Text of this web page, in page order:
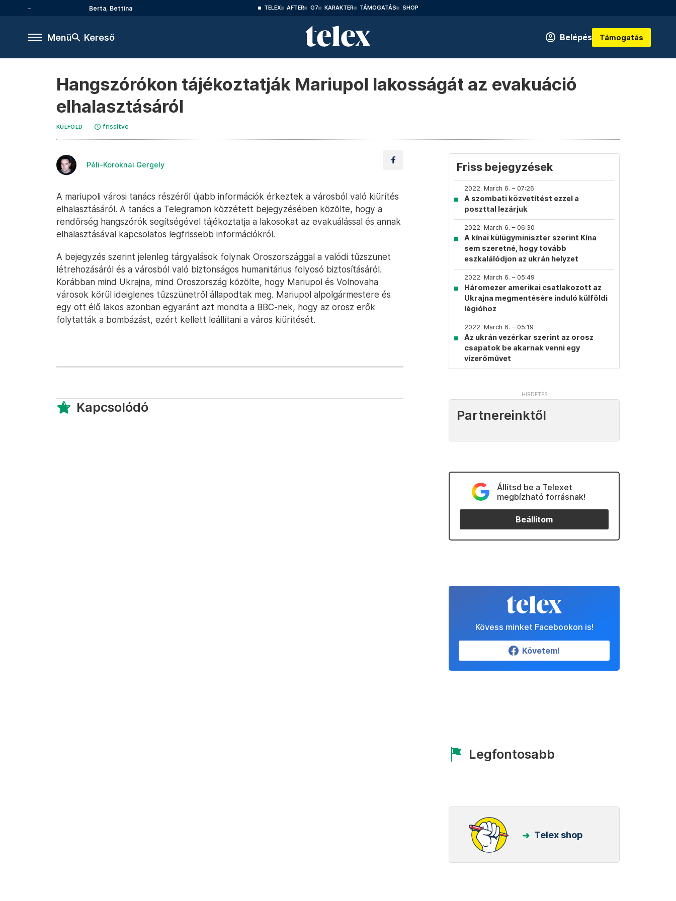
Berta, Bettina TELEX AFTER G7 KARAKTER TÁMOGATÁS SHOP
Menü Kereső Belépés Támogatás
Hangszórókon tájékoztatják Mariupol lakosságát az evakuáció
elhalasztásáról
KÜLFÖLD frissítve
Péli-Koroknai Gergely
A mariupoli városi tanács részéről újabb információk érkeztek a városból való kiürítés
elhalasztásáról. A tanács a Telegramon közzétett bejegyzésében közölte, hogy a
rendőrség hangszórók segítségével tájékoztatja a lakosokat az evakuálással és annak
elhalasztásával kapcsolatos legfrissebb információkról.
A bejegyzés szerint jelenleg tárgyalások folynak Oroszországgal a valódi tűzszünet
létrehozásáról és a városból való biztonságos humanitárius folyosó biztosításáról.
Korábban mind Ukrajna, mind Oroszország közölte, hogy Mariupol és Volnovaha
városok körül ideiglenes tűzszünetről állapodtak meg. Mariupol alpolgármestere és
egy ott élő lakos azonban egyaránt azt mondta a BBC-nek, hogy az orosz erők
folytatták a bombázást, ezért kellett leállítani a város kiürítését.
Kapcsolódó
Friss bejegyzések
2022. March 6. – 07:26
A szombati közvetítést ezzel a
poszttal lezárjuk
2022. March 6. – 06:30
A kínai külügyminiszter szerint Kína
sem szeretné, hogy tovább
eszkalálódjon az ukrán helyzet
2022. March 6. – 05:49
Háromezer amerikai csatlakozott az
Ukrajna megmentésére induló külföldi
légióhoz
2022. March 6. – 05:19
Az ukrán vezérkar szerint az orosz
csapatok be akarnak venni egy
vízerőművet
Partnereinktől
Állítsd be a Telexet
megbízható forrásnak!
Beállítom
Kövess minket Facebookon is!
Követem!
Legfontosabb
Telex shop